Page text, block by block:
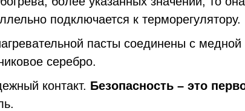
подключается к терморегулятору.
пасты соединены с медной
серебро.
контакт. Безопасность – это